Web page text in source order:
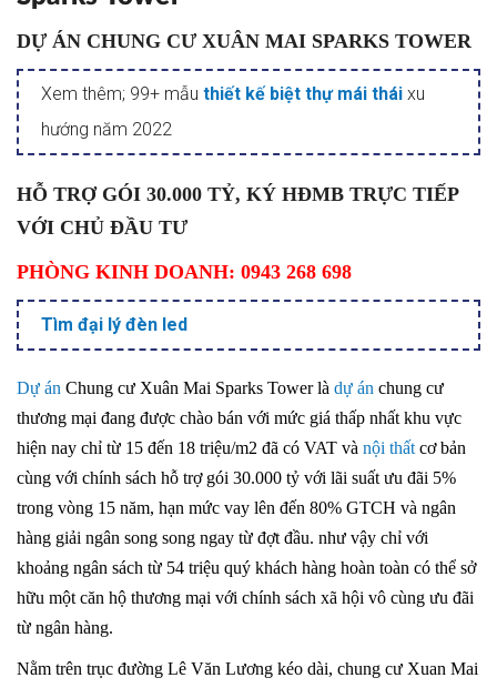
DỰ ÁN CHUNG CƯ XUÂN MAI SPARKS TOWER
Xem thêm; 99+ mẫu thiết kế biệt thự mái thái xu
hướng năm 2022
HỖ TRỢ GÓI 30.000 TỶ, KÝ HĐMB TRỰC TIẾP
VỚI CHỦ ĐẦU TƯ
PHÒNG KINH DOANH: 0943 268 698
Tìm đại lý đèn led
Dự án Chung cư Xuân Mai Sparks Tower là dự án chung cư
thương mại đang được chào bán với mức giá thấp nhất khu vực
hiện nay chỉ từ 15 đến 18 triệu/m2 đã có VAT và nội thất cơ bản
cùng với chính sách hỗ trợ gói 30.000 tỷ với lãi suất ưu đãi 5%
trong vòng 15 năm, hạn mức vay lên đến 80% GTCH và ngân
hàng giải ngân song song ngay từ đợt đầu. như vậy chỉ với
khoảng ngân sách từ 54 triệu quý khách hàng hoàn toàn có thể sở
hữu một căn hộ thương mại với chính sách xã hội vô cùng ưu đãi
từ ngân hàng.
Nằm trên trục đường Lê Văn Lương kéo dài, chung cư Xuan Mai